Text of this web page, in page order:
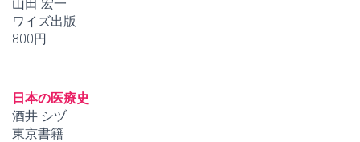
山田 宏一
ワイズ出版
800円
日本の医療史
酒井 シヅ
東京書籍